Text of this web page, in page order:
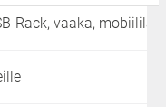
Rack, vaaka,